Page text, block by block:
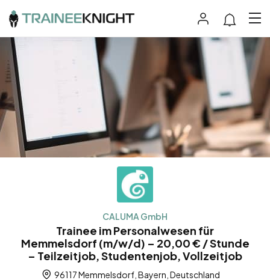
CALUMA GmbH
Trainee im Personalwesen für
Memmelsdorf (m/w/d) – 20,00 € / Stunde
– Teilzeitjob, Studentenjob, Vollzeitjob
96117 Memmelsdorf, Bayern, Deutschland